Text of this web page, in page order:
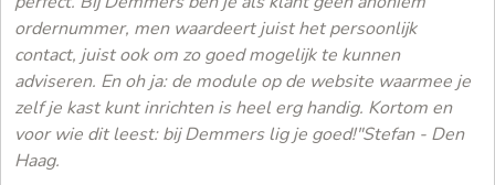
ordernummer, men waardeert juist het persoonlijk
contact, juist ook om zo goed mogelijk te kunnen
adviseren. En oh ja: de module op de website waarmee je
zelf je kast kunt inrichten is heel erg handig. Kortom en
voor wie dit leest: bij Demmers lig je goed!"Stefan - Den
Haag.